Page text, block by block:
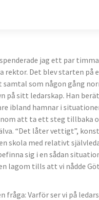
jag ett par
rektor. Det blev starten på
som någon gång
på sitt ledarskap. Han
ibland hamnar i
att ta ett steg tillbaka
“Det låter vettigt”,
skola med relativt
sig i en sådan
lagom tills att vi nådde
fråga: Varför ser vi på